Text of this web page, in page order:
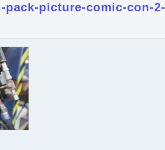
picture-comic-con-2-